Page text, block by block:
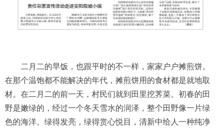
二月二的早饭，也跟平时的不一样，家家户户摊煎饼。
在那个温饱都不能解决的年代，摊煎饼用的食材都是就地取
材。在二月二的前一天，村民们就到田里挖荠菜。初春的田
野是嫩绿的，经过一个冬天雪水的润泽，整个田野像一片绿
色的海洋。绿得发亮，绿得赏心悦目，清新中给人一种纯净